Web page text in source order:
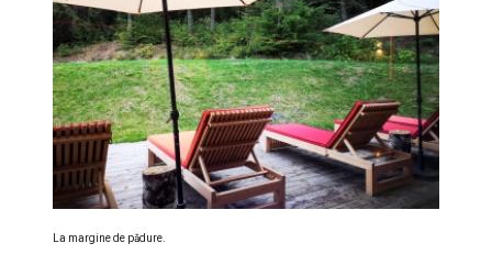
La margine de pădure.